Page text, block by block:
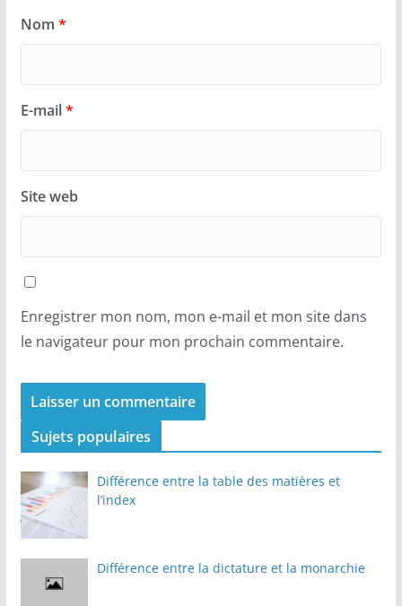
Nom *
E-mail*
Site web
Enregistrer mon nom, mon e-mail et mon site dans
le navigateur pour mon prochain commentaire.
Sujets populaires
Différence entre la table des matières et
l’index
Différence entre la dictature et la monarchie